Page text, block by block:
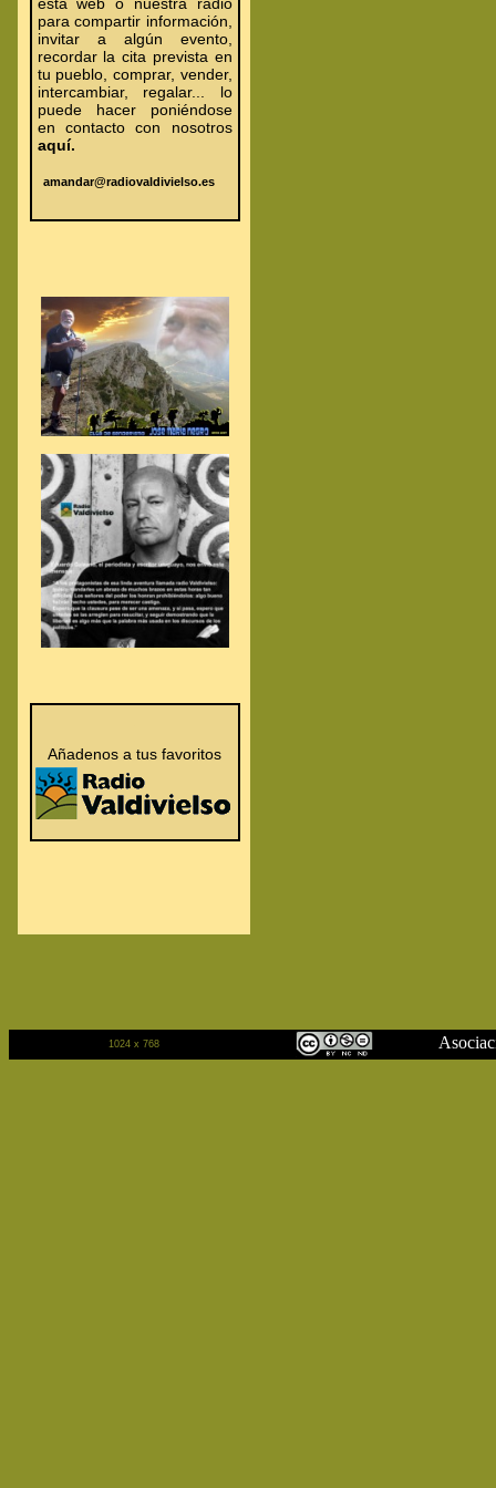
para compartir información,
invitar a algún evento,
recordar la cita prevista en
tu pueblo, comprar, vender,
intercambiar, regalar... lo
puede hacer poniéndose
en contacto con nosotros
aquí.
amandar@radiovaldivielso.es
Añadenos a tus favoritos
1024 x 768 Asociación